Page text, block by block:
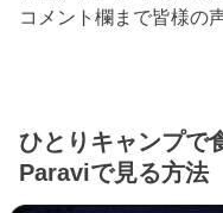
コメント欄まで皆様の
ひとりキャンプで
Paraviで見る方法